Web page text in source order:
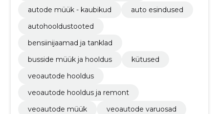
autode müük - kaubikud
auto esindused
autohooldustooted
bensiinijaamad ja tanklad
busside müük ja hooldus
kütused
veoautode hooldus
veoautode hooldus ja remont
veoautode müük
veoautode varuosad